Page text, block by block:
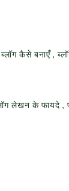
कैसे बनाएँ ,
लेखन के फायदे ,